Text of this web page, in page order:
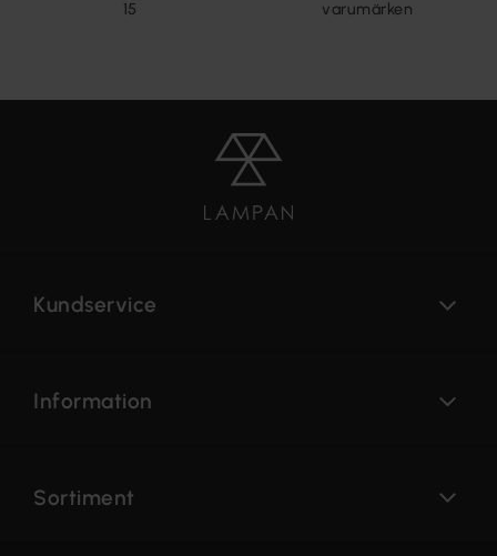
15
varumärken
Kundservice
Information
Sortiment